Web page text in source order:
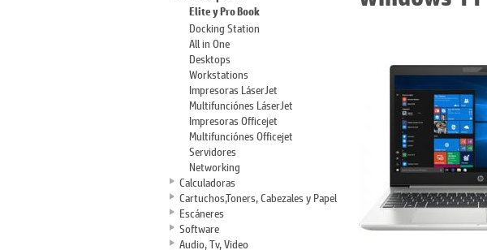
Elite y Pro Book
Docking Station
All in One
Desktops
Workstations
Impresoras LáserJet
Multifunciónes LáserJet
Impresoras Officejet
Multifunciónes Officejet
Servidores
Networking
Calculadoras
Cartuchos,Toners, Cabezales y Papel
Escáneres
Software
Audio, Tv, Video